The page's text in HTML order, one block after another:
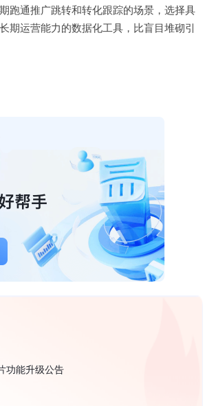
跑通推广跳转和转化跟踪的场景，选择具
期运营能力的数据化工具，比盲目堆砌引
功能升级公告